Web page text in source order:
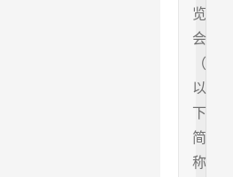
览
会
（
以
下
简
称